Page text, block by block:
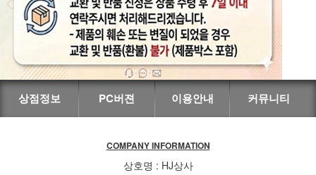
상점정보 PC버젼 이용안내 커뮤니티
COMPANY INFORMATION
상호명 : HJ상사